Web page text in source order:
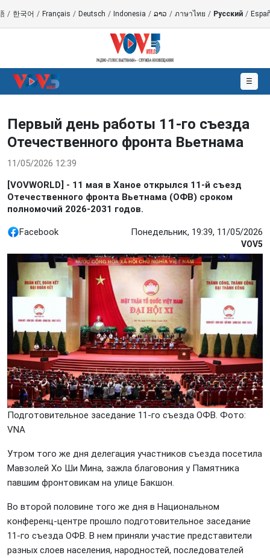
/ 한국어 / Français / Deutsch / Indonesia / ລາວ / ภาษาไทย / Русский /
☰
Первый день работы 11-го съезда
Отечественного фронта Вьетнама
11/05/2026 12:39
[VOVWORLD] - 11 мая в Ханое открылся 11-й съезд
Отечественного фронта Вьетнама (ОФВ) сроком
полномочий 2026-2031 годов.
Facebook Понедельник, 19:39, 11/05/2026
VOV5
Подготовительное заседание 11-го съезда ОФВ. Фото:
VNА
Утром того же дня делегация участников съезда посетила
Мавзолей Хо Ши Мина, зажла благовония у Памятника
павшим фронтовикам на улице Бакшон.
Во второй половине того же дня в Национальном
конференц-центре прошло подготовительное заседание
11-го съезда ОФВ. В нем приняли участие представители
разных слоев населения, народностей, последователей